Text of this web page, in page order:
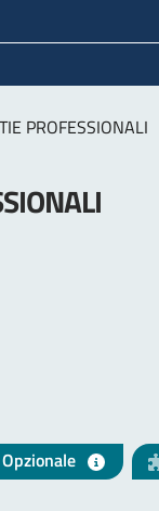
PROFESSIONALI
Opzionale